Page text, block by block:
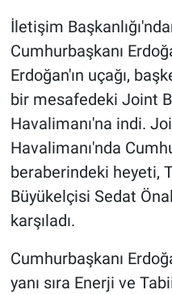
İletişim
Cumhurbaşkanı
Erdoğan'ın uçağı,
bir mesafedeki Joint
Havalimanı'na indi.
Havalimanı'nda
beraberindeki heyeti,
Büyükelçisi Sedat
karşıladı.
Cumhurbaşkanı
yanı sıra Enerji ve